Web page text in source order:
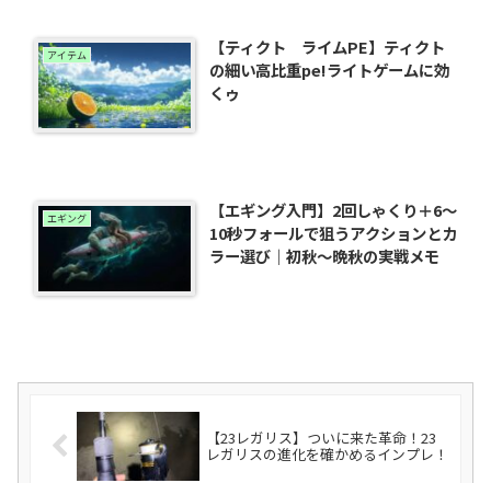
アイテム
【ティクト ライムPE】ティクト
の細い高比重pe!ライトゲームに効
くゥ
エギング
【エギング入門】2回しゃくり＋6〜
10秒フォールで狙うアクションとカ
ラー選び｜初秋〜晩秋の実戦メモ
【23レガリス】ついに来た革命！23
レガリスの進化を確かめるインプレ！